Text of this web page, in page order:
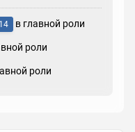
14 в главной роли
роли
роли